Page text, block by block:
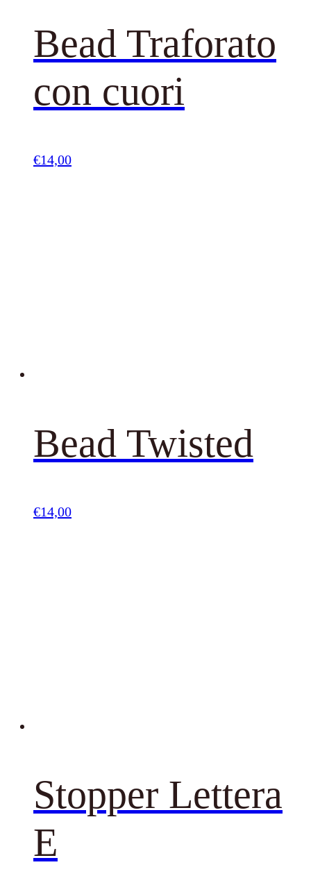
Bead Traforato
con cuori
€14,00
Bead Twisted
€14,00
Stopper Lettera
E